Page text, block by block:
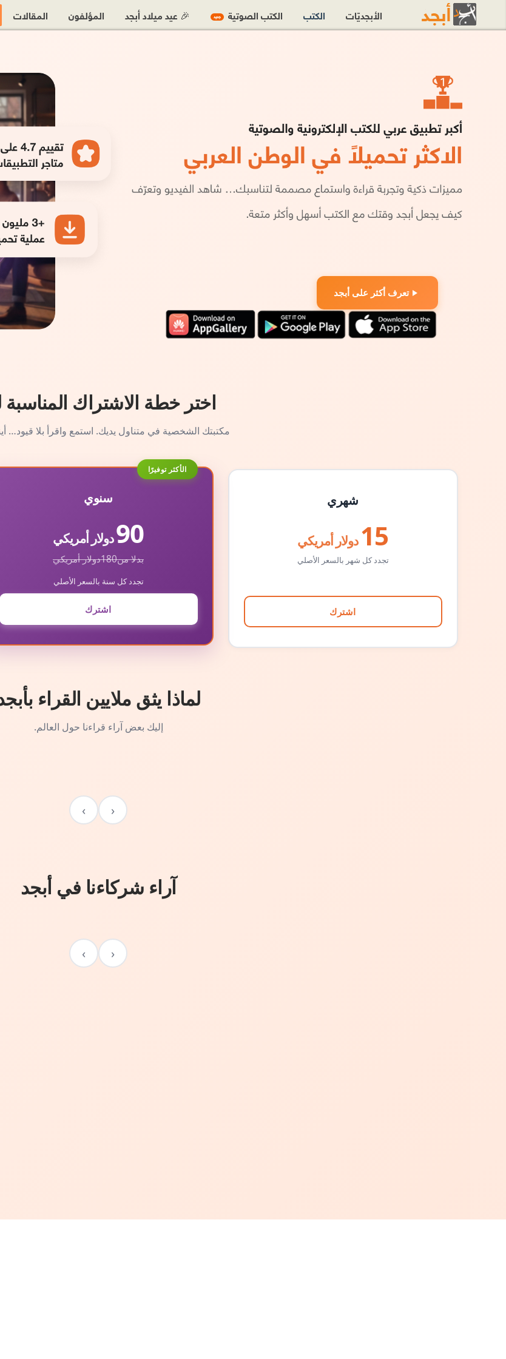
تعرف أكثر على أبجد
اختر خطة الاشتراك
مكتبتك الشخصية في متناول يديك. استمع واقرأ بلا قيود…
شهري
15 دولار أمريكي
تجدد كل شهر بالسعر الأصلي
اشترك
الأكثر توفيرًا
سنوي
90دولار أمريكي
بدلا من180دولار أمريكي
تجدد كل سنة بالسعر الأصلي
اشترك
لماذا يثق ملايين القراء
إليك بعض آراء قراءنا حول العالم.
‹
›
آراء شركاءنا في أبجد
‹
›
الأبجديّات الكتب الكتب الصوتية جديد 🎉 عيد ميلاد أبجد المؤلفون المقالات